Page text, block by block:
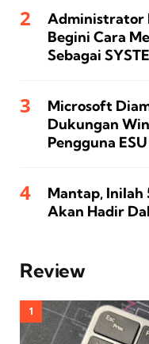
Administrator
Begini Cara
Sebagai
Microsoft
Dukungan
Pengguna
Mantap, Inilah
Akan Hadir
Review